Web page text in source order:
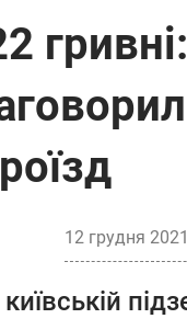
12 грудня